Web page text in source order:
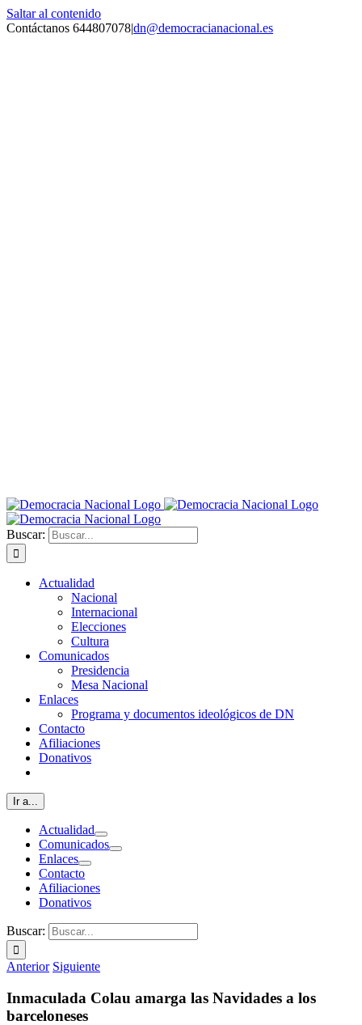
Saltar al contenido
Contáctanos 644807078|dn@democracianacional.es
Buscar:
Actualidad
Nacional
Internacional
Elecciones
Cultura
Comunicados
Presidencia
Mesa Nacional
Enlaces
Programa y documentos ideológicos de DN
Contacto
Afiliaciones
Donativos
Ir a...
Actualidad
Comunicados
Enlaces
Contacto
Afiliaciones
Donativos
Buscar:
Anterior Siguiente
Inmaculada Colau amarga las Navidades a los
barceloneses